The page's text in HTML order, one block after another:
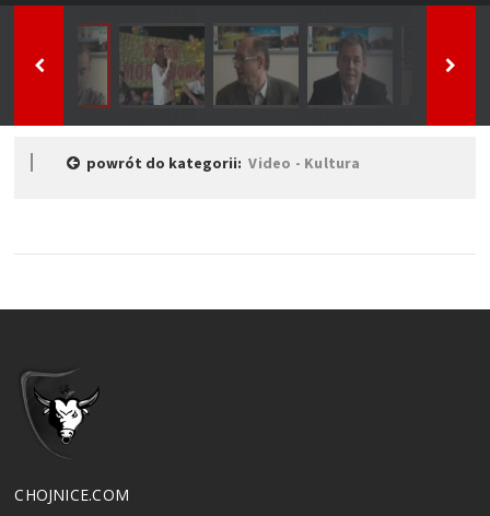
powrót do kategorii:Video - Kultura
CHOJNICE.COM